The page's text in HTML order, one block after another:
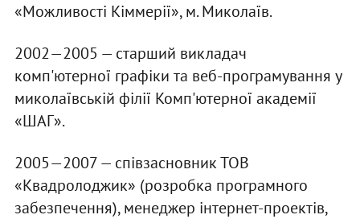
«Можливості Кіммерії», м. Миколаїв.
2002—2005 — старший викладач
комп'ютерної графіки та веб-програмування у
миколаївській філії Комп'ютерної академії
«ШАГ».
2005—2007 — співзасновник ТОВ
«Квадролоджик» (розробка програмного
забезпечення), менеджер інтернет-проектів,